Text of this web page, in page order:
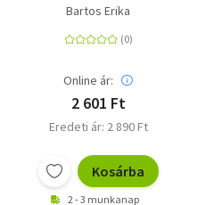
Bartos Erika
Online ár:
2 601 Ft
Eredeti ár: 2 890 Ft
Kosárba
2 - 3 munkanap